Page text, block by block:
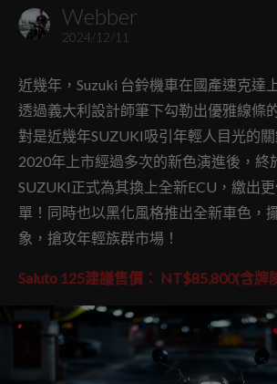
Webber
2024/12/11
近幾年，Suzuki 台鈴機車在國產速克達
透過義大利設計師筆下勾勒出優雅線條
對是近幾年SUZUKI吸引年輕人目光的
2020年上市經過多次的新色演進後，終
SUZUKI正式為其換上全新ECU，繳出
單！同時也以黑化風格推出全新車色，
象，搶攻年輕族群市場！
Saluto 125建議售價： NT$85,800(含牌